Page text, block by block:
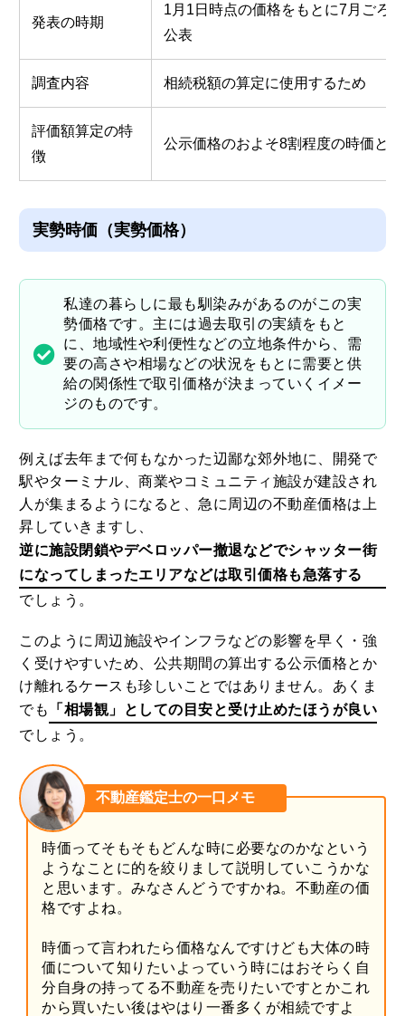
発表の時期
1月1日時点の価格をもとに7月ごろ
公表
調査内容 相続税額の算定に使用するため
評価額算定の特
徴
公示価格のおよそ8割程度の時価と
実勢時価（実勢価格）
私達の暮らしに最も馴染みがあるのがこの実
勢価格です。主には過去取引の実績をもと
に、地域性や利便性などの立地条件から、需
要の高さや相場などの状況をもとに需要と供
給の関係性で取引価格が決まっていくイメー
ジのものです。
例えば去年まで何もなかった辺鄙な郊外地に、開発で
駅やターミナル、商業やコミュニティ施設が建設され
人が集まるようになると、急に周辺の不動産価格は上
昇していきますし、
逆に施設閉鎖やデベロッパー撤退などでシャッター街
になってしまったエリアなどは取引価格も急落する
でしょう。
このように周辺施設やインフラなどの影響を早く・強
く受けやすいため、公共期間の算出する公示価格とか
け離れるケースも珍しいことではありません。あくま
でも
「相場観」としての目安と受け止めたほうが良い
でしょう。
不動産鑑定士の一口メモ
時価ってそもそもどんな時に必要なのかなという
ようなことに的を絞りまして説明していこうかな
と思います。みなさんどうですかね。不動産の価
格ですよね。
時価って言われたら価格なんですけども大体の時
価について知りたいよっていう時にはおそらく自
分自身の持ってる不動産を売りたいですとかこれ
から買いたい後はやはり一番多くが相続ですよ